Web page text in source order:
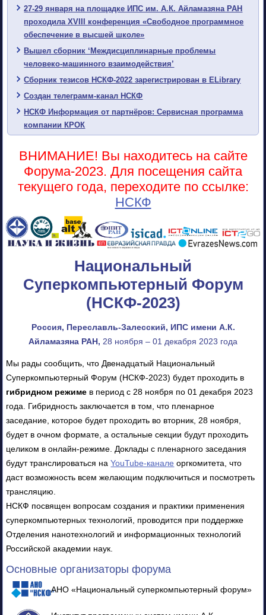
27-29 января на площадке ИПС им. А.К. Айламазяна РАН
проходила XVIII конференция «Свободное программное
обеспечение в высшей школе»
Вышел сборник ‘Междисциплинарные проблемы
человеко-машинного взаимодействия’
Сборник тезисов НСКФ-2022 зарегистрирован в ELibrary
Создан телеграмм-канал НСКФ
НСКФ Информация от партнёров: Сервисная программа
компании КРОК
ВНИМАНИЕ! Вы находитесь на сайте
Форума-2023. Для посещения сайта
текущего года, переходите по ссылке:
НСКФ
Национальный
Суперкомпьютерный Форум
(НСКФ-2023)
Россия, Переславль-Залесский, ИПС имени А.К.
Айламазяна РАН, 28 ноября – 01 декабря 2023 года
Мы рады сообщить, что Двенадцатый Национальный
Суперкомпьютерный Форум (НСКФ-2023) будет проходить в
гибридном режиме в период с 28 ноября по 01 декабря 2023
года. Гибридность заключается в том, что пленарное
заседание, которое будет проходить во вторник, 28 ноября,
будет в очном формате, а остальные секции будут проходить
целиком в онлайн-режиме. Доклады с пленарного заседания
будут транслироваться наYouTube-канале оргкомитета, что
даст возможность всем желающим подключиться и посмотреть
трансляцию.
НСКФ посвящен вопросам создания и практики применения
суперкомпьютерных технологий, проводится при поддержке
Отделения нанотехнологий и информационных технологий
Российской академии наук.
Основные организаторы форума
АНО «Национальный суперкомпьютерный форум»